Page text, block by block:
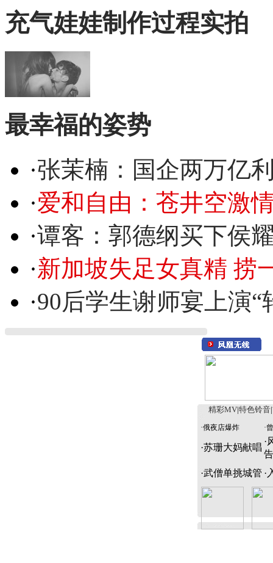
充气娃娃制作过程实拍
最幸福的姿势
·张茉楠：国企两万亿
·爱和自由：苍井空激
·谭客：郭德纲买下侯
·新加坡失足女真精 捞
·90后学生谢师宴上演“
精彩MV 特色铃音
·俄夜店爆炸 ·
·苏珊大妈献唱
·
告
·武僧单挑城管 ·